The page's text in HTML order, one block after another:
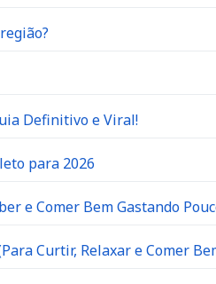
Definitivo e Viral!
para 2026
e Comer Bem Gastando
Curtir, Relaxar e Comer